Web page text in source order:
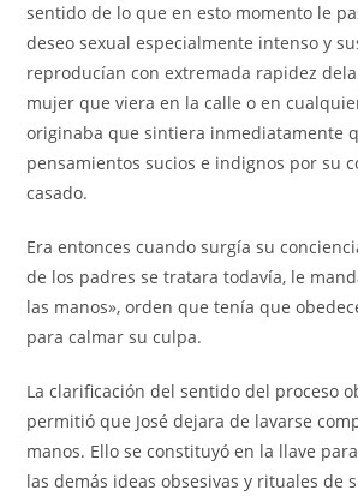
sentido de lo que en esto momento le
deseo sexual especialmente intenso y
reproducían con extremada rapidez
mujer que viera en la calle o en
originaba que sintiera inmediatamente
pensamientos sucios e indignos por su
casado.
Era entonces cuando surgía su
de los padres se tratara todavía, le
las manos», orden que tenía que
para calmar su culpa.
La clarificación del sentido del proceso
permitió que José dejara de lavarse
manos. Ello se constituyó en la llave
las demás ideas obsesivas y rituales de